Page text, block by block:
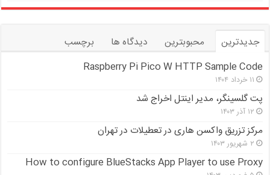
جدیدترین محبوبترین دیدگاه ها
برچسب
Raspberry Pi Pico W HTTP Sample Code
۱۱ خرداد ۱۴۰۴
پت گلسینگر، مدیر اینتل اخراج شد
۱۲ آذر ۱۴۰۳
مرکز تزریق واکسن هاری در تعطیلات در تهران
۲ شهریور ۱۴۰۳
How to configure BlueStacks App Player to use Proxy